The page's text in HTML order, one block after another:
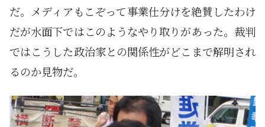
だ。メディアもこぞって事業仕分けを絶賛したわけ
だが水面下ではこのようなやり取りがあった。裁判
ではこうした政治家との関係性がどこまで解明され
るのか見物だ。